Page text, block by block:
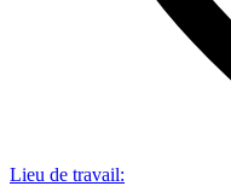
Lieu de travail: